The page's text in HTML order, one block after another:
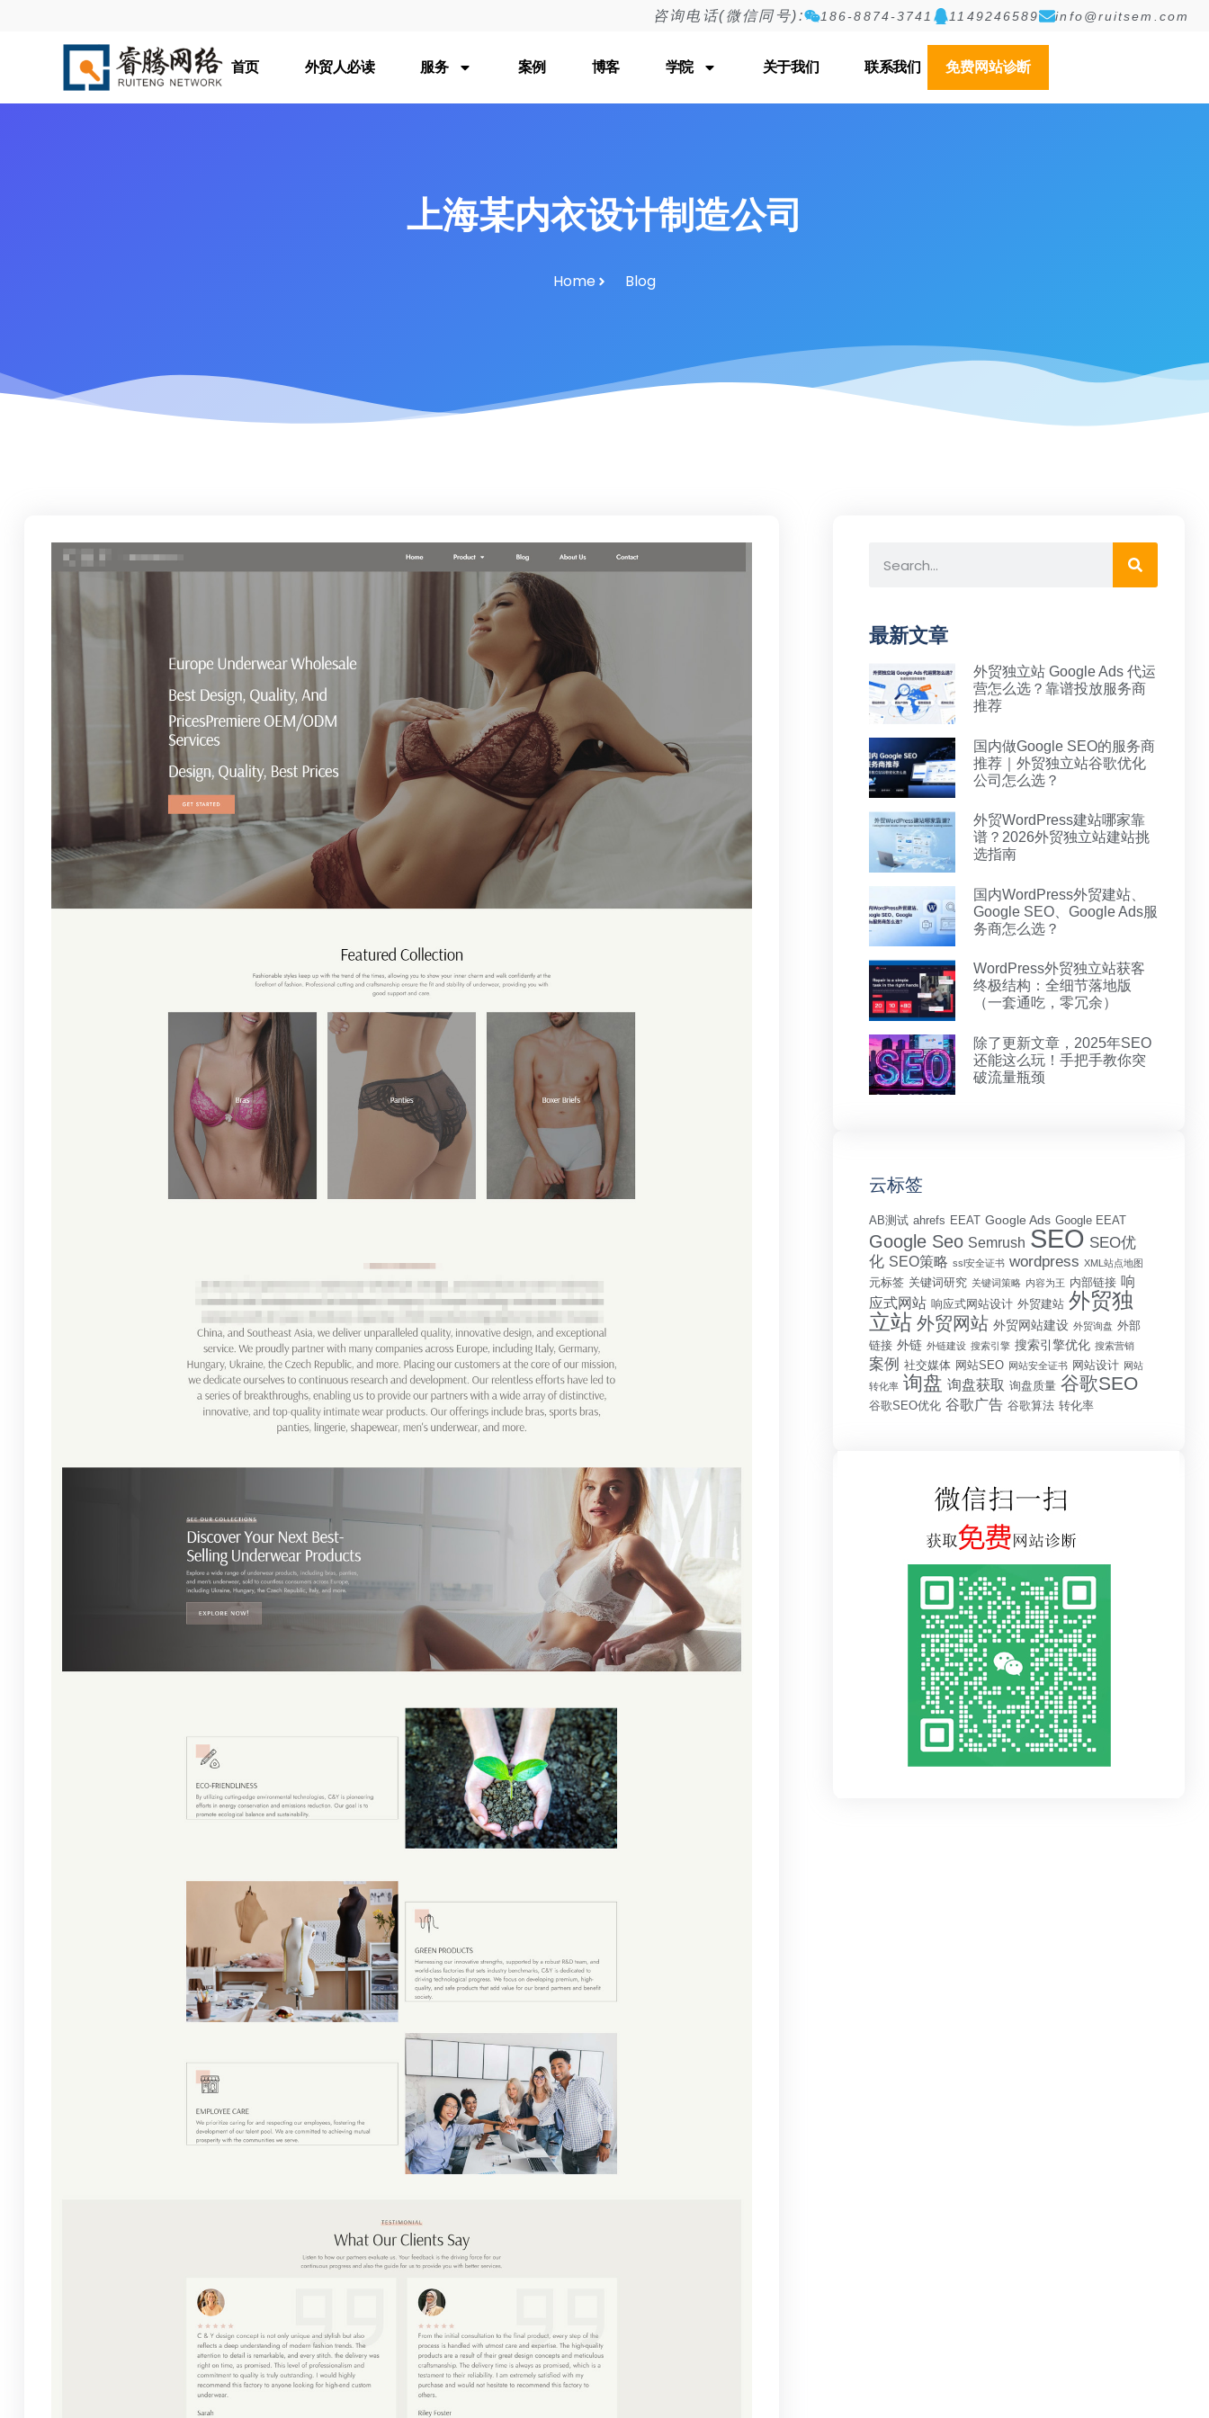
咨询电话(微信同号): 186-8874-3741 1149246589 info@ruitsem.com
首页 外贸人必读 服务 案例 博客 学院 关于我们 联系我们 免费网站诊断
上海某内衣设计制造公司
Home Blog
最新文章
外贸独立站 Google Ads 代运
营怎么选？靠谱投放服务商
推荐
国内做Google SEO的服务商
推荐｜外贸独立站谷歌优化
公司怎么选？
外贸WordPress建站哪家靠
谱？2026外贸独立站建站挑
选指南
国内WordPress外贸建站、
Google SEO、Google Ads服
务商怎么选？
WordPress外贸独立站获客
终极结构：全细节落地版
（一套通吃，零冗余）
除了更新文章，2025年SEO
还能这么玩！手把手教你突
破流量瓶颈
云标签
AB测试 ahrefs EEAT Google Ads Google EEAT
Google Seo Semrush SEO SEO优
化 SEO策略 ssl安全证书 wordpress XML站点地图
元标签 关键词研究 关键词策略 内容为王 内部链接 响
应式网站 响应式网站设计 外贸建站 外贸独
立站 外贸网站 外贸网站建设 外贸询盘 外部
链接 外链 外链建设 搜索引擎 搜索引擎优化 搜索营销
案例 社交媒体 网站SEO 网站安全证书 网站设计 网站
转化率 询盘 询盘获取 询盘质量 谷歌SEO
谷歌SEO优化 谷歌广告 谷歌算法 转化率